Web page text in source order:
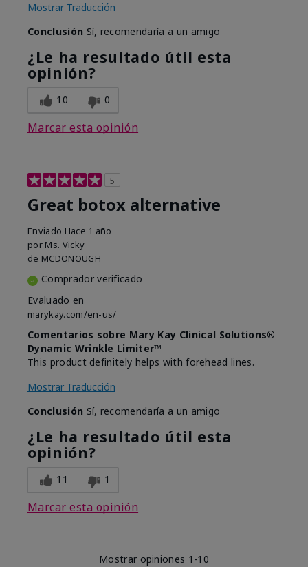
Mostrar Traducción
Conclusión Sí, recomendaría a un amigo
¿Le ha resultado útil esta
opinión?
10 0
Marcar esta opinión
5
Great botox alternative
Enviado Hace 1 año
por Ms. Vicky
de MCDONOUGH
Comprador verificado
Evaluado en
marykay.com/en-us/
Comentarios sobre Mary Kay Clinical Solutions®
Dynamic Wrinkle Limiter™
This product definitely helps with forehead lines.
Mostrar Traducción
Conclusión Sí, recomendaría a un amigo
¿Le ha resultado útil esta
opinión?
11 1
Marcar esta opinión
Mostrar opiniones 1-10